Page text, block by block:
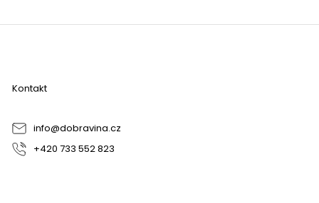
Z
Kontakt
info@dobravina.cz
+420 733 552 823